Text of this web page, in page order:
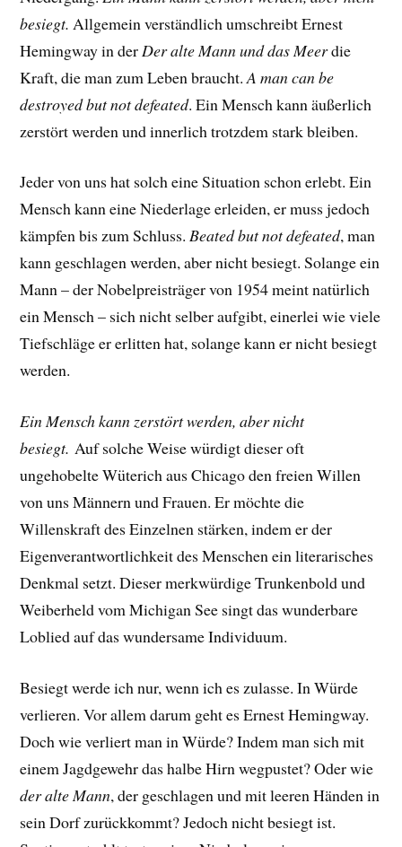
besiegt. Allgemein verständlich umschreibt Ernest
Hemingway in der Der alte Mann und das Meerdie
Kraft, die man zum Leben braucht.A man can be
destroyed but not defeated. Ein Mensch kann äußerlich
zerstört werden und innerlich trotzdem stark bleiben.
Jeder von uns hat solch eine Situation schon erlebt. Ein
Mensch kann eine Niederlage erleiden, er muss jedoch
kämpfen bis zum Schluss.Beated but not defeated, man
kann geschlagen werden, aber nicht besiegt. Solange ein
Mann – der Nobelpreisträger von 1954 meint natürlich
ein Mensch – sich nicht selber aufgibt, einerlei wie viele
Tiefschläge er erlitten hat, solange kann er nicht besiegt
werden.
Ein Mensch kann zerstört werden, aber nicht
besiegt. Auf solche Weise würdigt dieser oft
ungehobelte Wüterich aus Chicago den freien Willen
von uns Männern und Frauen. Er möchte die
Willenskraft des Einzelnen stärken, indem er der
Eigenverantwortlichkeit des Menschen ein literarisches
Denkmal setzt. Dieser merkwürdige Trunkenbold und
Weiberheld vom Michigan See singt das wunderbare
Loblied auf das wundersame Individuum.
Besiegt werde ich nur, wenn ich es zulasse. In Würde
verlieren. Vor allem darum geht es Ernest Hemingway.
Doch wie verliert man in Würde?Indem man sich mit
einem Jagdgewehr das halbe Hirn wegpustet? Oderwie
der alte Mann, der geschlagen und mit leeren Händen in
sein Dorf zurückkommt? Jedoch nicht besiegt ist.